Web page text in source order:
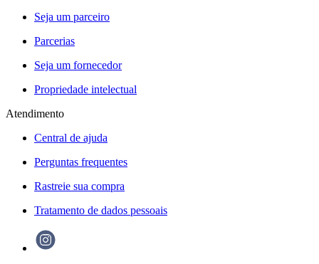
Seja um parceiro
Parcerias
Seja um fornecedor
Propriedade intelectual
Atendimento
Central de ajuda
Perguntas frequentes
Rastreie sua compra
Tratamento de dados pessoais